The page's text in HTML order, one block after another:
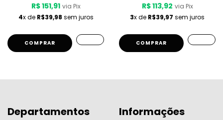
R$ 151,91 via Pix
4x de R$39,98 sem juros
COMPRAR
R$ 113,92 via Pix
3x de R$39,97 sem juros
COMPRAR
Departamentos Informações